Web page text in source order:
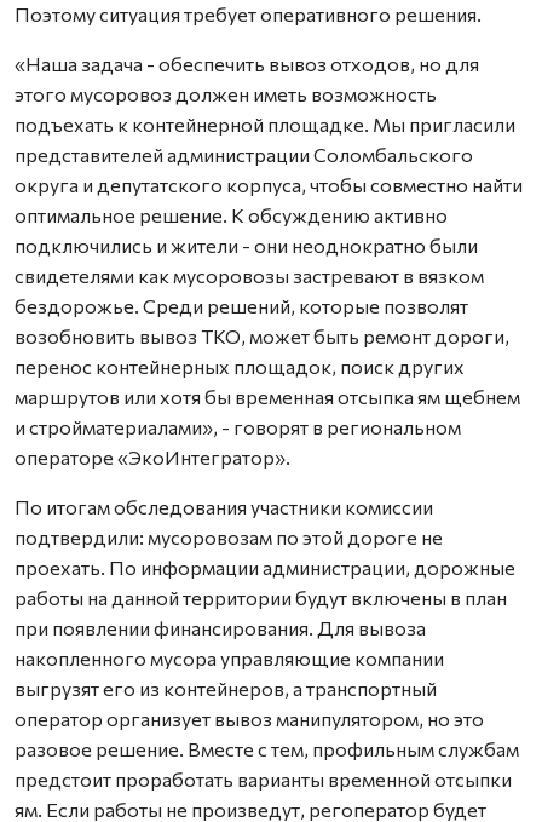
Поэтому ситуация требует оперативного решения.
«Наша задача - обеспечить вывоз отходов, но для
этого мусоровоз должен иметь возможность
подъехать к контейнерной площадке. Мы пригласили
представителей администрации Соломбальского
округа и депутатского корпуса, чтобы совместно найти
оптимальное решение. К обсуждению активно
подключились и жители - они неоднократно были
свидетелями как мусоровозы застревают в вязком
бездорожье. Среди решений, которые позволят
возобновить вывоз ТКО, может быть ремонт дороги,
перенос контейнерных площадок, поиск других
маршрутов или хотя бы временная отсыпка ям щебнем
и стройматериалами», - говорят в региональном
операторе «ЭкоИнтегратор».
По итогам обследования участники комиссии
подтвердили: мусоровозам по этой дороге не
проехать. По информации администрации, дорожные
работы на данной территории будут включены в план
при появлении финансирования. Для вывоза
накопленного мусора управляющие компании
выгрузят его из контейнеров, а транспортный
оператор организует вывоз манипулятором, но это
разовое решение. Вместе с тем, профильным службам
предстоит проработать варианты временной отсыпки
ям. Если работы не произведут, регоператор будет